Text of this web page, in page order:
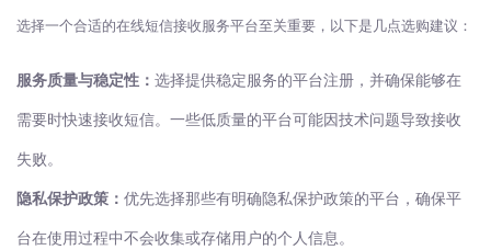
选择一个合适的在线短信接收服务平台至关重要，以下是几点选购建议：
服务质量与稳定性： 选择提供稳定服务的平台注册，并确保能够在
需要时快速接收短信。一些低质量的平台可能因技术问题导致接收
失败。
隐私保护政策： 优先选择那些有明确隐私保护政策的平台，确保平
台在使用过程中不会收集或存储用户的个人信息。